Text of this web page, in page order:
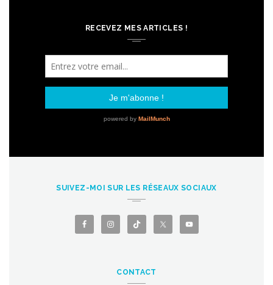
RECEVEZ MES ARTICLES !
SUIVEZ-MOI SUR LES RÉSEAUX SOCIAUX
CONTACT